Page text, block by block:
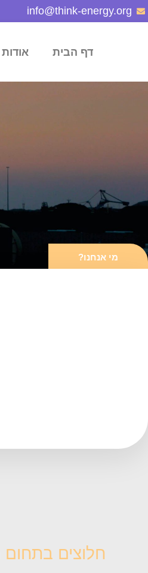
info@think-energy.org
דף הבית אודות
מי אנחנו?
חלוצים